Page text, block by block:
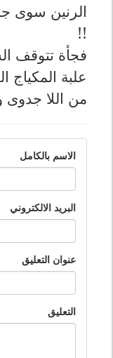
الرنين سوى
!!
فجأة تتوقف
علبة المكياج
من اللا جدوى
الاسم بالكامل
البريد الالكتروني
عنوان التعليق
التعليق